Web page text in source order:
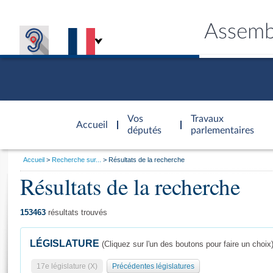
Accueil
d'accueil
Vos
députés
Travaux
parlementaires
Général
Vous
Accueil Recherche sur... Résultats de la recherche
Résultats de la recherche
153463 résultats trouvés
LÉGISLATURE (Cliquez sur l'un des boutons pour faire un choix)
17e législature (X) Précédentes législatures